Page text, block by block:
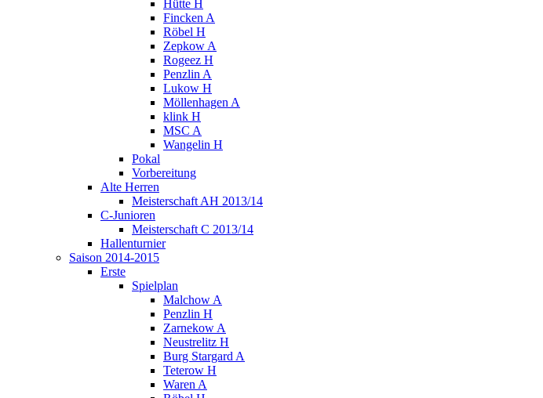
Hütte H
Fincken A
Röbel H
Zepkow A
Rogeez H
Penzlin A
Lukow H
Möllenhagen A
klink H
MSC A
Wangelin H
Pokal
Vorbereitung
Alte Herren
Meisterschaft AH 2013/14
C-Junioren
Meisterschaft C 2013/14
Hallenturnier
Saison 2014-2015
Erste
Spielplan
Malchow A
Penzlin H
Zarnekow A
Neustrelitz H
Burg Stargard A
Teterow H
Waren A